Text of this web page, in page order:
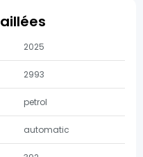
2025
2993
petrol
automatic